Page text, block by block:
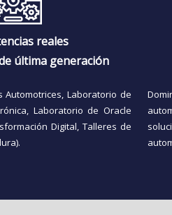
reales
última generación
Automotrices, Laboratorio de
Laboratorio de Oracle
Digital, Talleres de